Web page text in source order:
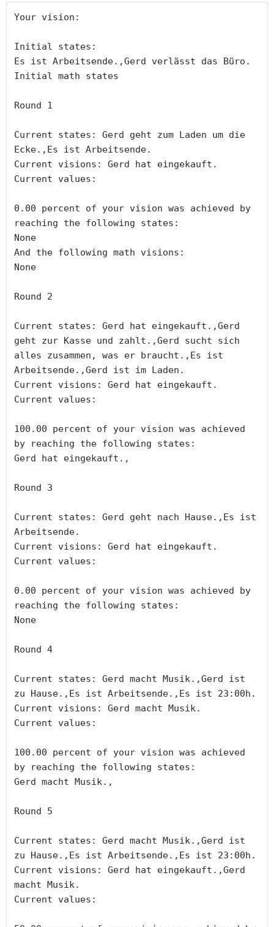
Your vision:
Initial states:
Es ist Arbeitsende.,Gerd verlässt das Büro.
Initial math states
Round 1
Current states: Gerd geht zum Laden um die
Ecke.,Es ist Arbeitsende.
Current visions: Gerd hat eingekauft.
Current values:
0.00 percent of your vision was achieved by
reaching the following states:
None
And the following math visions:
None
Round 2
Current states: Gerd hat eingekauft.,Gerd
geht zur Kasse und zahlt.,Gerd sucht sich
alles zusammen, was er braucht.,Es ist
Arbeitsende.,Gerd ist im Laden.
Current visions: Gerd hat eingekauft.
Current values:
100.00 percent of your vision was achieved
by reaching the following states:
Gerd hat eingekauft.,
Round 3
Current states: Gerd geht nach Hause.,Es ist
Arbeitsende.
Current visions: Gerd hat eingekauft.
Current values:
0.00 percent of your vision was achieved by
reaching the following states:
None
Round 4
Current states: Gerd macht Musik.,Gerd ist
zu Hause.,Es ist Arbeitsende.,Es ist 23:00h.
Current visions: Gerd macht Musik.
Current values:
100.00 percent of your vision was achieved
by reaching the following states:
Gerd macht Musik.,
Round 5
Current states: Gerd macht Musik.,Gerd ist
zu Hause.,Es ist Arbeitsende.,Es ist 23:00h.
Current visions: Gerd hat eingekauft.,Gerd
macht Musik.
Current values: